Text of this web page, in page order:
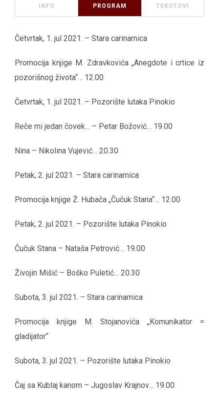
INFO PROGRAM TEKSTOVI
Četvrtak, 1. jul 2021. – Stara carinarnica
Promocija knjige M. Zdravkovića „Anegdote i crtice iz
pozorišnog života“… 12.00
Četvrtak, 1. jul 2021. – Pozorište lutaka Pinokio
Reče mi jedan čovek… – Petar Božović… 19.00
Nina – Nikolina Vujević… 20.30
Petak, 2. jul 2021. – Stara carinarnica
Promocija knjige Ž. Hubača „Čučuk Stana“… 12.00
Petak, 2. jul 2021. – Pozorište lutaka Pinokio
Čučuk Stana – Nataša Petrović… 19.00
Živojin Mišić – Boško Puletić… 20.30
Subota, 3. jul 2021. – Stara carinarnica
Promocija knjige M. Stojanovića „Komunikator =
gladijator“
Subota, 3. jul 2021. – Pozorište lutaka Pinokio
Čaj sa Kublaj kanom – Jugoslav Krajnov… 19.00